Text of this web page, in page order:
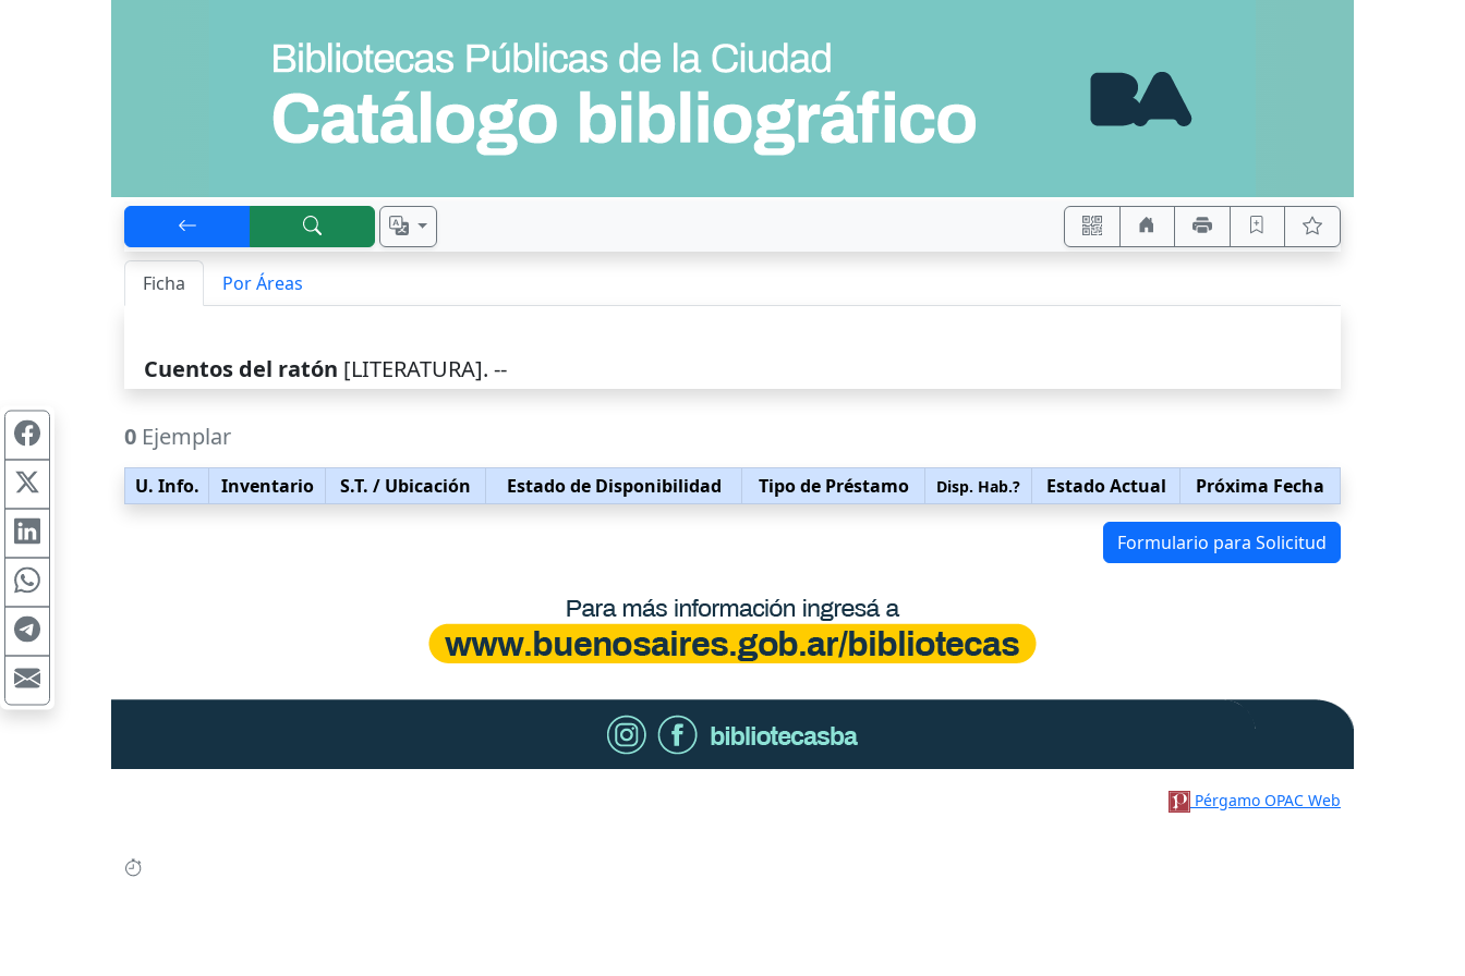
Ficha Por Áreas
Cuentos del ratón [LITERATURA]. --
0 Ejemplar
U. Info. Inventario S.T. / Ubicación Estado de Disponibilidad Tipo de Préstamo Disp. Hab.? Estado Actual Próxima Fecha
Formulario para Solicitud
Pérgamo OPAC Web